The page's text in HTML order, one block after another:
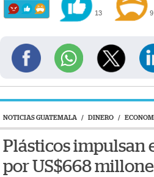
13 9
NOTICIAS GUATEMALA / DINERO /
Plásticos impulsan
por US$668